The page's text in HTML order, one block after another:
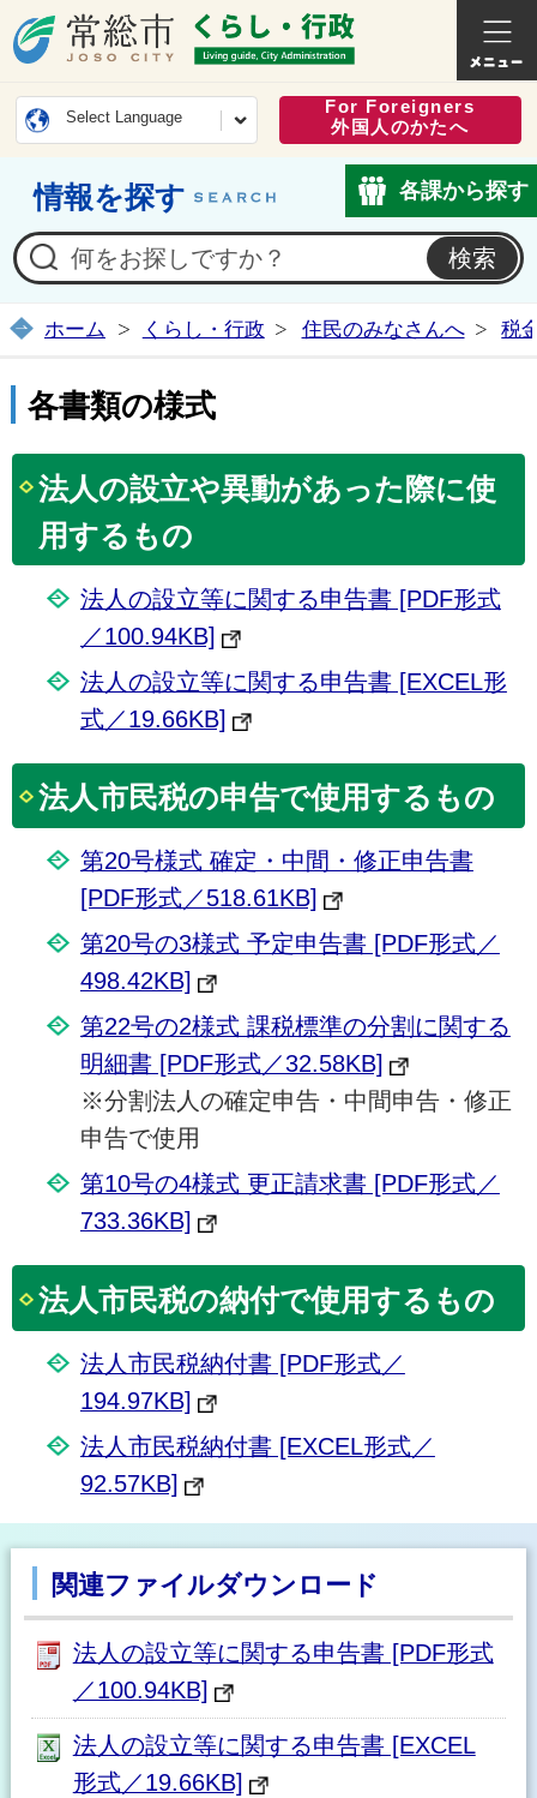
常総市公式ホームページ
くらし
Select Language
For Foreigners
外国人のかたへ
情報を探す 各課から探す
ホーム くらし・行政 住民のみなさんへ 税
各書類の様式
法人の設立や異動があった際に使
用するもの
法人の設立等に関する申告書 [PDF形式
／100.94KB]
法人の設立等に関する申告書 [EXCEL形
式／19.66KB]
法人市民税の申告で使用するもの
第20号様式 確定・中間・修正申告書
[PDF形式／518.61KB]
第20号の3様式 予定申告書 [PDF形式／
498.42KB]
第22号の2様式 課税標準の分割に関する
明細書 [PDF形式／32.58KB]
※分割法人の確定申告・中間申告・修正
申告で使用
第10号の4様式 更正請求書 [PDF形式／
733.36KB]
法人市民税の納付で使用するもの
法人市民税納付書 [PDF形式／
194.97KB]
法人市民税納付書 [EXCEL形式／
92.57KB]
関連ファイルダウンロード
法人の設立等に関する申告書 [PDF形式
／100.94KB]
法人の設立等に関する申告書 [EXCEL
形式／19.66KB]